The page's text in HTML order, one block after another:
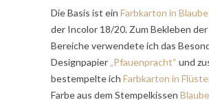
Die Basis ist ein Farbkarton in
der Incolor 18/20. Zum Bekleben
Bereiche verwendete ich das
Designpapier „Pfauenpracht“ und
bestempelte ich Farbkarton in
Farbe aus dem Stempelkissen